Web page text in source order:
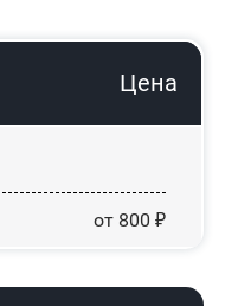
Цена
от 800 ₽